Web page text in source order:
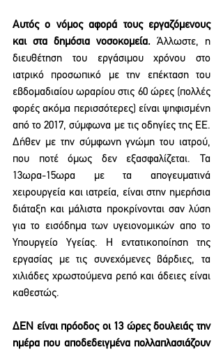
Αυτός ο νόμος αφορά τους εργαζόμενους
και στα δημόσια νοσοκομεία. Άλλωστε, η
διευθέτηση του εργάσιμου χρόνου στο
ιατρικό προσωπικό με την επέκταση του
εβδομαδιαίου ωραρίου στις 60 ώρες (πολλές
φορές ακόμα περισσότερες) είναι ψηφισμένη
από το 2017, σύμφωνα με τις οδηγίες της ΕΕ.
Δήθεν με την σύμφωνη γνώμη του ιατρού,
που ποτέ όμως δεν εξασφαλίζεται. Τα
13ωρα-15ωρα με τα απογευματινά
χειρουργεία και ιατρεία, είναι στην ημερήσια
διάταξη και μάλιστα προκρίνονται σαν λύση
για το εισόδημα των υγειονομικών απο το
Υπουργείο Υγείας. Η εντατικοποίηση της
εργασίας με τις συνεχόμενες βάρδιες, τα
χιλιάδες χρωστούμενα ρεπό και άδειες είναι
καθεστώς.
ΔΕΝ είναι πρόοδος οι 13 ώρες δουλειάς την
ημέρα που αποδεδειγμένα πολλαπλασιάζουν